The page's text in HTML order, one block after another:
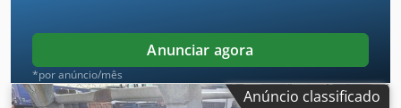
Anunciar agora
*por anúncio/mês
Anúncio classificado